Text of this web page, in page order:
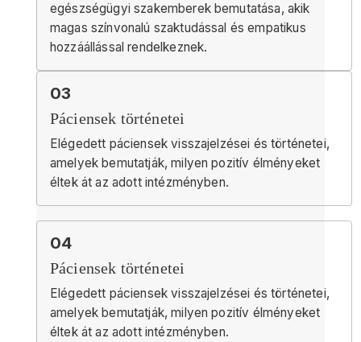
egészségügyi szakemberek bemutatása, akik
magas színvonalú szaktudással és empatikus
hozzáállással rendelkeznek.
03
Páciensek történetei
Elégedett páciensek visszajelzései és történetei,
amelyek bemutatják, milyen pozitív élményeket
éltek át az adott intézményben.
04
Páciensek történetei
Elégedett páciensek visszajelzései és történetei,
amelyek bemutatják, milyen pozitív élményeket
éltek át az adott intézményben.